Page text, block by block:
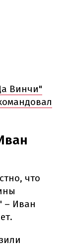
Винчи"
что
– Иван